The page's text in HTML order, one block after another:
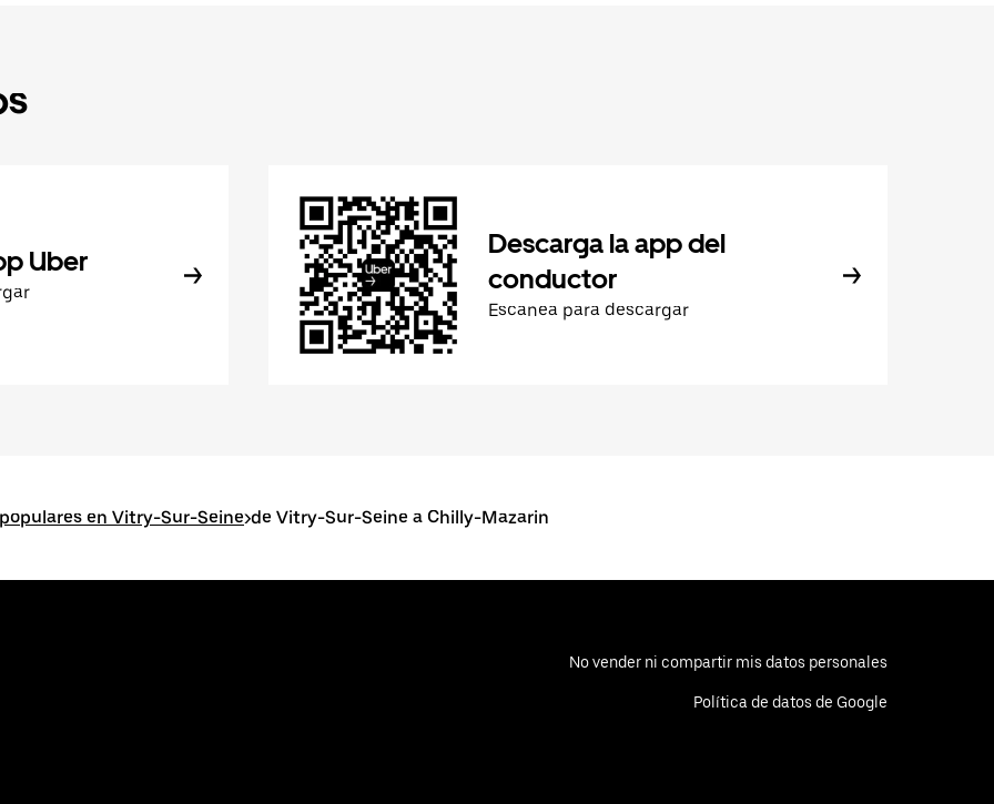
Uber
Descarga la app del
conductor
Escanea para descargar
en Vitry-Sur-Seine>de Vitry-Sur-Seine a Chilly-Mazarin
No vender ni compartir mis datos personales
Política de datos de Google